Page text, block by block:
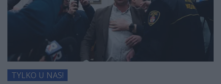
TYLKO U NAS!